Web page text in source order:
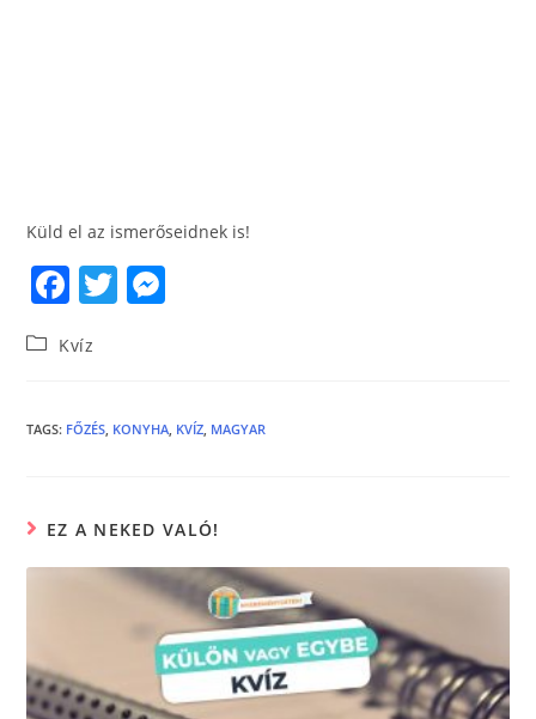
Küld el az ismerőseidnek is!
F
c
b
o
k
T
n
er
Kvíz
TAGS: FŐZÉS, KONYHA, KVÍZ, MAGYAR
EZ A NEKED VALÓ!